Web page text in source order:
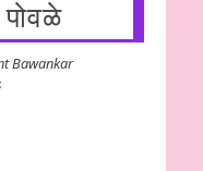
पोवळे
Bawankar